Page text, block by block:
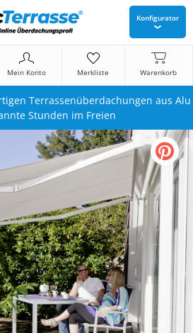
Konfigurator
Mein Konto Merkliste Warenkorb
Terrassenüberdachungen aus Alu
Stunden im Freien